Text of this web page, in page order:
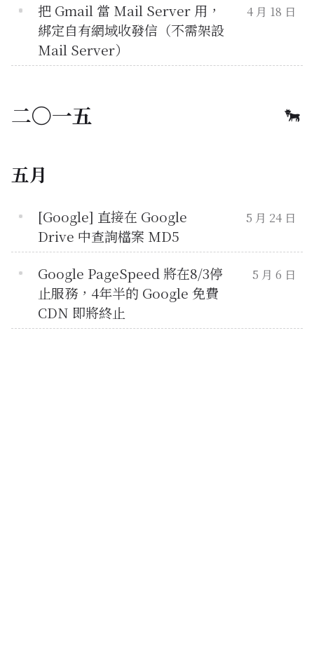
把 Gmail 當 Mail Server 用，
綁定自有網域收發信（不需架設
Mail Server）
4 月 18 日
二〇一五
五月
[Google] 直接在 Google
Drive 中查詢檔案 MD5
5 月 24 日
Google PageSpeed 將在8/3停
止服務，4年半的 Google 免費
CDN 即將終止
5 月 6 日